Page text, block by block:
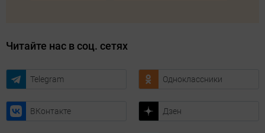
Читайте нас в соц. сетях
Telegram Одноклассники
ВКонтакте Дзен